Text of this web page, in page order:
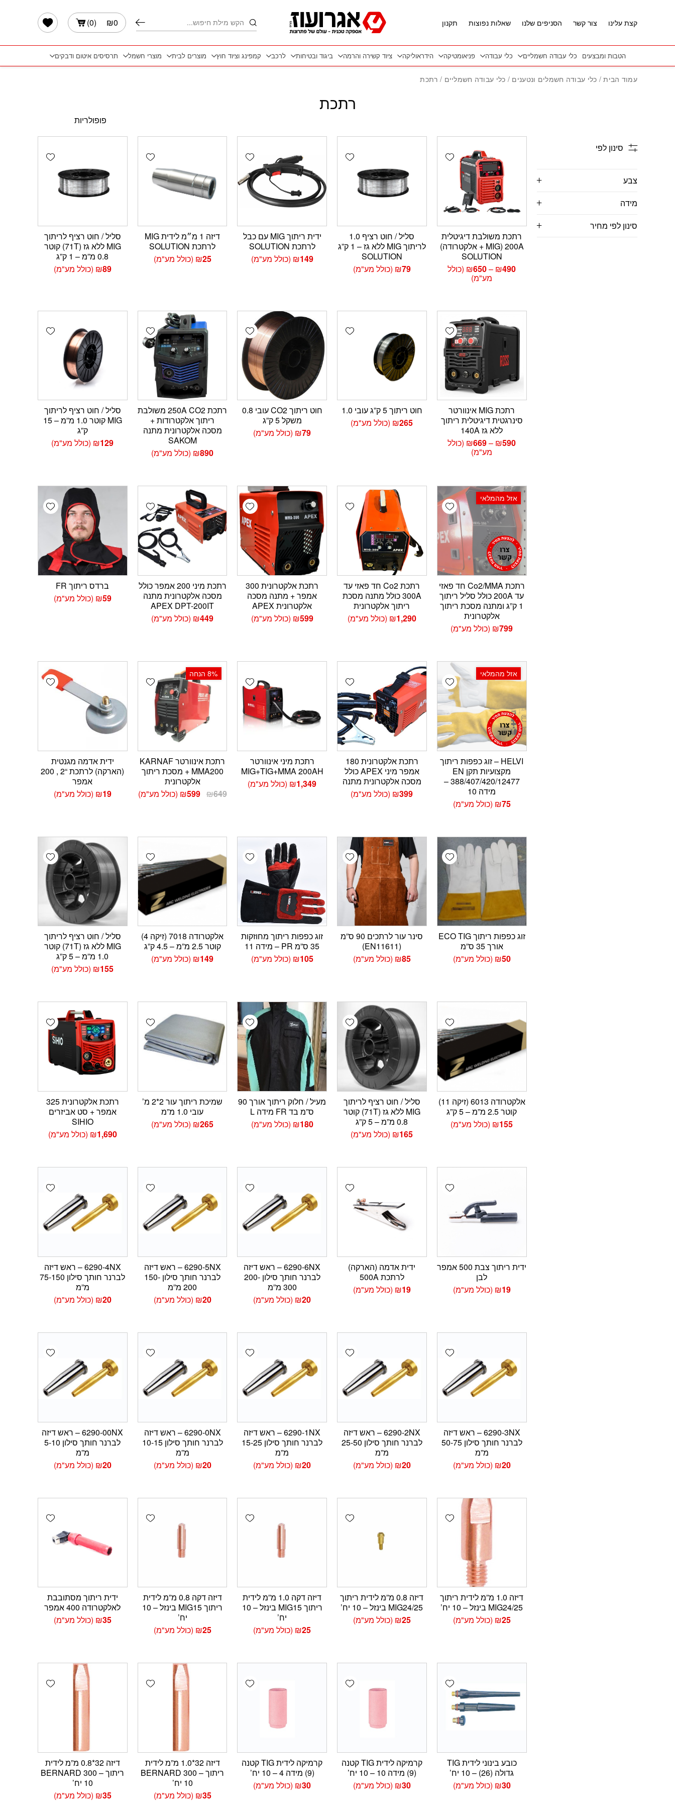
חיפוש
₪0
(
0
)
קצת עלינו
צור קשר הסניפים שלנו שאלות נפוצות תקנון
הטבות ומבצעים כלי עבודה חשמליים כלי עבודה פניאומטיקה הידראוליקה ציוד קשירה והרמה ביגוד ובטיחות לרכב קמפינג וציוד חוץ מוצרים לבית מוצרי חשמל תרסיסים איטום ודבקים
עמוד הבית/ כלי עבודה חשמלים ונטענים / כלי עבודה חשמליים / רתכת
רתכת
סינון לפי
צבע
מידה
סינון לפי מחיר
Add wishlist
רתכת משולבת דיגיטלית
200A (MIG + אלקטרודה)
SOLUTION
₪490
–
₪650 טווח
מחירים:
(כולל
מע"מ)
Add wishlist
סליל / חוט רציף 1.0
לריתוך MIG ללא גז – 1 ק”ג
SOLUTION
₪79 (כולל מע"מ)
Add wishlist
ידית ריתוך MIG עם כבל
לרתכת SOLUTION
₪149 (כולל מע"מ)
Add wishlist
דיזה 1 מ״מ לידית MIG
לרתכת SOLUTION
₪25 (כולל מע"מ)
Add wishlist
סליל / חוט רציף לריתוך
MIG ללא גז (71T) קוטר
0.8 מ”מ – 1 ק”ג
₪89 (כולל מע"מ)
Add wishlist
רתכת MIG אינוורטר
סינרגטית דיגיטלית ריתוך
ללא גז 140A
₪590
–
₪669 טווח
מחירים:
(כולל
מע"מ)
Add wishlist
חוט ריתוך 5 ק”ג עובי 1.0
₪265 (כולל מע"מ)
Add wishlist
חוט ריתוך CO2 עובי 0.8
משקל 5 ק”ג
₪79 (כולל מע"מ)
Add wishlist
רתכת 250A CO2 משולבת
ריתוך אלקטרודות +
מסכה אלקטרונית מתנה
SAKOM
₪890 (כולל מע"מ)
Add wishlist
סליל / חוט רציף לריתוך
MIG קוטר 1.0 מ”מ – 15
ק”ג
₪129 (כולל מע"מ)
Add wishlist אזל מהמלאי
רתכת Co2/MMA חד פאזי
עד 200A כולל סליל ריתוך
1 ק”ג ומתנה מסכת ריתוך
אלקטרונית
₪799 (כולל מע"מ)
Add wishlist
רתכת Co2 חד פאזי עד
300A כולל מתנה מסכת
ריתוך אלקטרונית
₪1,290 (כולל מע"מ)
Add wishlist
רתכת אלקטרונית 300
אמפר + מתנה מסכה
אלקטרונית APEX
₪599 (כולל מע"מ)
Add wishlist
רתכת מיני 200 אמפר כולל
מסכה אלקטרונית מתנה
APEX DPT-200IT
₪449 (כולל מע"מ)
Add wishlist
ברדס ריתוך FR
₪59 (כולל מע"מ)
Add wishlist אזל מהמלאי
HELVI – זוג כפפות ריתוך
מקצועיות תקן EN
388/407/420/12477 –
מידה 10
₪75 (כולל מע"מ)
Add wishlist
רתכת אלקטרונית 180
אמפר מיני APEX כולל
מסכה אלקטרונית מתנה
₪399 (כולל מע"מ)
Add wishlist
רתכת מיני אינוורטר
MIG+TIG+MMA 200AH
₪1,349 (כולל מע"מ)
Add wishlist ‫8% הנחה
רתכת אינוורטר KARNAF
MMA200 + מסכת ריתוך
אלקטרונית
₪649 המחיר
₪599 המחיר
הנוכחי
(כולל מע"מ)
Add wishlist
ידית אדמה מגנטית
(הארקה) לרתכת “2 , 200
אמפר
₪19 (כולל מע"מ)
Add wishlist
זוג כפפות ריתוך ECO TIG
אורך 35 ס”מ
₪50 (כולל מע"מ)
Add wishlist
סינר עור לרתכים 90 ס”מ
(EN11611)
₪85 (כולל מע"מ)
Add wishlist
זוג כפפות ריתוך מחוזקות
35 ס”מ PR – מידה 11
₪105 (כולל מע"מ)
Add wishlist
אלקטרודה 7018 (זיקה 4)
קוטר 2.5 מ”מ – 4.5 ק”ג
₪149 (כולל מע"מ)
Add wishlist
סליל / חוט רציף לריתוך
MIG ללא גז (71T) קוטר
1.0 מ”מ – 5 ק”ג
₪155 (כולל מע"מ)
Add wishlist
אלקטרודה 6013 (זיקה 11)
קוטר 2.5 מ”מ – 5 ק”ג
₪155 (כולל מע"מ)
Add wishlist
סליל / חוט רציף לריתוך
MIG ללא גז (71T) קוטר
0.8 מ”מ – 5 ק”ג
₪165 (כולל מע"מ)
Add wishlist
מעיל / חלוק ריתוך אורך 90
ס”מ בד FR מידה L
₪180 (כולל מע"מ)
Add wishlist
שמיכת ריתוך עור 2*2 מ’
עובי 1.0 מ”מ
₪265 (כולל מע"מ)
Add wishlist
רתכת אלקטרונית 325
אמפר + סט אביזרים
SIHIO
₪1,690 (כולל מע"מ)
Add wishlist
ידית ריתוך צבת 500 אמפר
לבן
₪19 (כולל מע"מ)
Add wishlist
ידית אדמה (הארקה)
לרתכת 500A
₪19 (כולל מע"מ)
Add wishlist
6290-6NX – ראש דיזה
לברנר חותך סילון 200-
300 מ”מ
₪20 (כולל מע"מ)
Add wishlist
6290-5NX – ראש דיזה
לברנר חותך סילון 150-
200 מ”מ
₪20 (כולל מע"מ)
Add wishlist
6290-4NX – ראש דיזה
לברנר חותך סילון 75-150
מ”מ
₪20 (כולל מע"מ)
Add wishlist
6290-3NX – ראש דיזה
לברנר חותך סילון 50-75
מ”מ
₪20 (כולל מע"מ)
Add wishlist
6290-2NX – ראש דיזה
לברנר חותך סילון 25-50
מ”מ
₪20 (כולל מע"מ)
Add wishlist
6290-1NX – ראש דיזה
לברנר חותך סילון 15-25
מ”מ
₪20 (כולל מע"מ)
Add wishlist
6290-0NX – ראש דיזה
לברנר חותך סילון 10-15
מ”מ
₪20 (כולל מע"מ)
Add wishlist
6290-00NX – ראש דיזה
לברנר חותך סילון 5-10
מ”מ
₪20 (כולל מע"מ)
Add wishlist
דיזה 1.0 מ”מ לידית ריתוך
MIG24/25 בינזל – 10 יח’
₪25 (כולל מע"מ)
Add wishlist
דיזה 0.8 מ”מ לידית ריתוך
MIG24/25 בינזל – 10 יח’
₪25 (כולל מע"מ)
Add wishlist
דיזה דקה 1.0 מ”מ לידית
ריתוך MIG15 בינזל – 10
יח’
₪25 (כולל מע"מ)
Add wishlist
דיזה דקה 0.8 מ”מ לידית
ריתוך MIG15 בינזל – 10
יח’
₪25 (כולל מע"מ)
Add wishlist
ידית ריתוך מסתובבת
לאלקטרודה 400 אמפר
₪35 (כולל מע"מ)
Add wishlist
כובע בינוני לידית TIG
גדולה (26) – 10 יח’
₪30 (כולל מע"מ)
Add wishlist
קרמיקה לידית TIG קטנה
(9) מידה 10 – 10 יח’
₪30 (כולל מע"מ)
Add wishlist
קרמיקה לידית TIG קטנה
(9) מידה 4 – 10 יח’
₪30 (כולל מע"מ)
Add wishlist
דיזה 32*1.0 מ”מ לידית
ריתוך BERNARD 300 –
10 יח’
₪35 (כולל מע"מ)
Add wishlist
דיזה 32*0.8 מ”מ לידית
ריתוך BERNARD 300 –
10 יח’
₪35 (כולל מע"מ)